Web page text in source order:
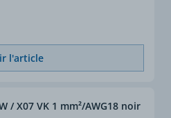
l'article
/ X07 VK 1 mm²/AWG18 noir